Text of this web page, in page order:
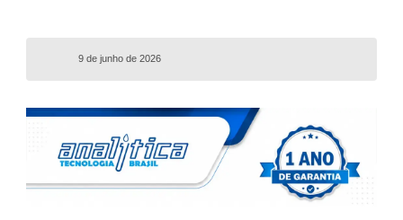
9 de junho de 2026